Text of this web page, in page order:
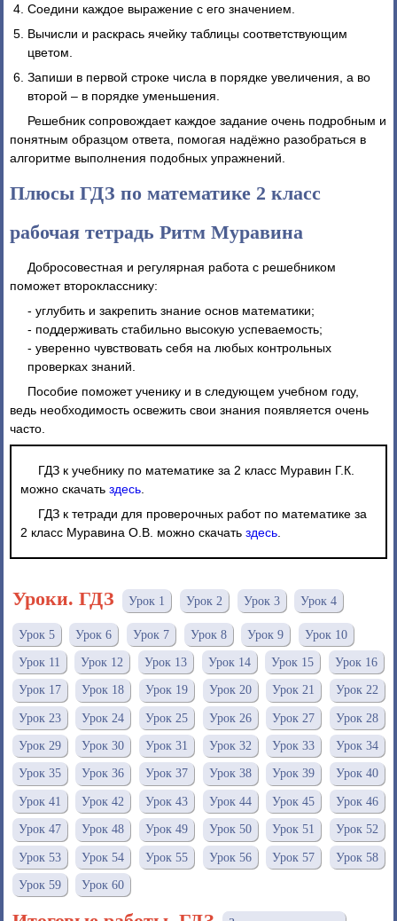
Соедини каждое выражение с его значением.
Вычисли и раскрась ячейку таблицы соответствующим
цветом.
Запиши в первой строке числа в порядке увеличения, а во
второй – в порядке уменьшения.
Решебник сопровождает каждое задание очень подробным и
понятным образцом ответа, помогая надёжно разобраться в
алгоритме выполнения подобных упражнений.
Плюсы ГДЗ по математике 2 класс
рабочая тетрадь Ритм Муравина
Добросовестная и регулярная работа с решебником
поможет второкласснику:
- углубить и закрепить знание основ математики;
- поддерживать стабильно высокую успеваемость;
- уверенно чувствовать себя на любых контрольных
проверках знаний.
Пособие поможет ученику и в следующем учебном году,
ведь необходимость освежить свои знания появляется очень
часто.
ГДЗ к учебнику по математике за 2 класс Муравин Г.К.
можно скачать здесь
ГДЗ к тетради для проверочных работ по математике за
2 класс Муравина О.В. можно скачать здесь
Уроки. ГДЗ Урок 1 Урок 2 Урок 3 Урок 4
Урок 5 Урок 6 Урок 7 Урок 8 Урок 9 Урок 10
Урок 11 Урок 12 Урок 13 Урок 14 Урок 15 Урок 16
Урок 17 Урок 18 Урок 19 Урок 20 Урок 21 Урок 22
Урок 23 Урок 24 Урок 25 Урок 26 Урок 27 Урок 28
Урок 29 Урок 30 Урок 31 Урок 32 Урок 33 Урок 34
Урок 35 Урок 36 Урок 37 Урок 38 Урок 39 Урок 40
Урок 41 Урок 42 Урок 43 Урок 44 Урок 45 Урок 46
Урок 47 Урок 48 Урок 49 Урок 50 Урок 51 Урок 52
Урок 53 Урок 54 Урок 55 Урок 56 Урок 57 Урок 58
Урок 59 Урок 60